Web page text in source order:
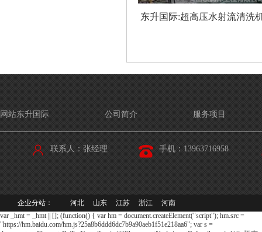
东升国际:超高压水射流清洗
网站东升国际 公司简介 服务项目
联系人： 张经理 手机： 13963716958
企业分站： 河北 山东 江苏 浙江
河南
var _hmt = _hmt || []; (function() { var hm = document.createElement("script"); hm.src =
"https://hm.baidu.com/hm.js?25a8b6ddd6dc7b9a90aeb1f51e218aa6"; var s =